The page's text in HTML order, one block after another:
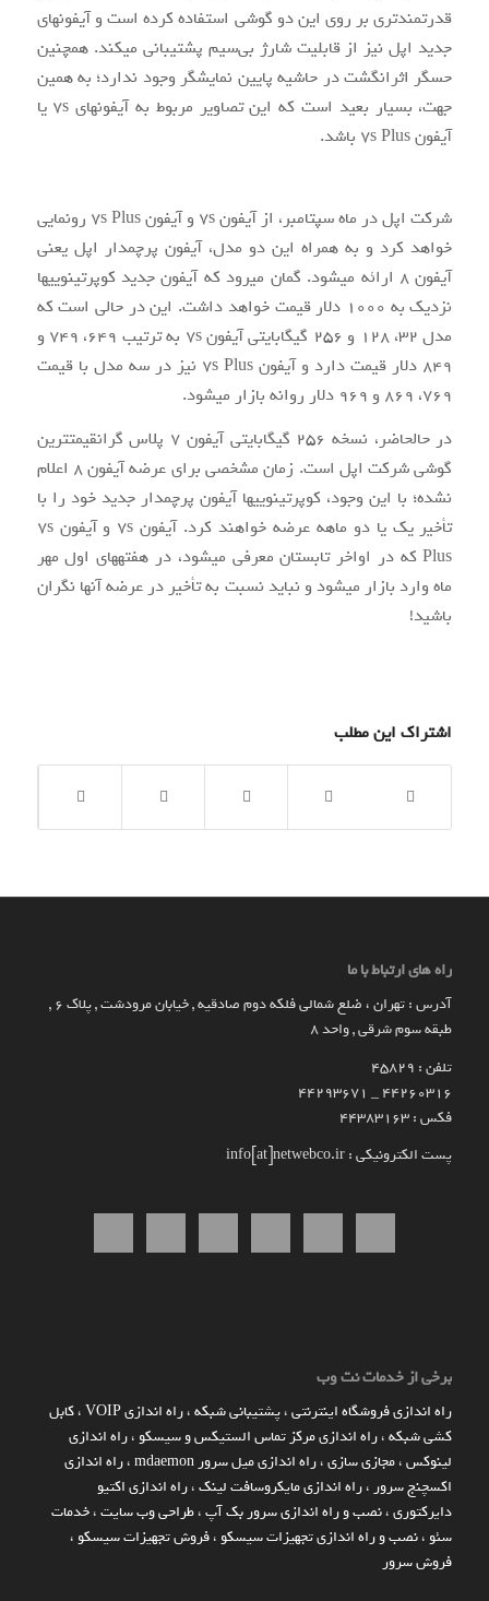
قدرت‎مندتری بر روی این دو گوشی استفاده کرده است و آیفون‎های
جدید اپل نیز از قابلیت شارژ بی‌سیم پشتیبانی می‎کند. هم‏چنین
حسگر اثرانگشت در حاشیه پایین نمایشگر وجود ندارد؛ به همین
جهت، بسیار بعید است که این تصاویر مربوط به آیفون‎های ۷s یا
آیفون ۷s Plus باشد.
شرکت اپل در ماه سپتامبر، از آیفون ۷s و آیفون ۷s Plus رونمایی
خواهد کرد و به همراه این دو مدل، آیفون پرچم‏دار اپل یعنی
آیفون ۸ ارائه می‎شود. گمان می‏رود که آیفون جدید کوپرتینویی‏ها
نزدیک به ۱۰۰۰ دلار قیمت خواهد داشت. این در حالی است که
مدل ۳۲، ۱۲۸ و ۲۵۶ گیگابایتی آیفون ۷s به ترتیب ۶۴۹، ۷۴۹ و
۸۴۹ دلار قیمت دارد و آیفون ۷s Plus نیز در سه مدل با قیمت
۷۶۹، ۸۶۹ و ۹۶۹ دلار روانه بازار می‎شود.
در حال‎حاضر، نسخه ۲۵۶ گیگابایتی آیفون ۷ پلاس گران‎قیمت‎ترین
گوشی شرکت اپل است. زمان مشخصی برای عرضه آیفون ۸ اعلام
نشده؛ با این وجود، کوپرتینویی‎ها آیفون پرچم‎دار جدید خود را با
تأخیر یک یا دو ماهه عرضه خواهند کرد. آیفون ۷s و آیفون ۷s
Plus که در اواخر تابستان معرفی می‎شود، در هفته‏های اول مهر
ماه وارد بازار می‎شود و نباید نسبت به تأخیر در عرضه آن‎ها نگران
باشید!
اشتراک این مطلب
راه های ارتباط با ما
آدرس : تهران ، ضلع شمالی فلکه دوم صادقیه , خیابان مرودشت , پلاک ۶ ,
طبقه سوم شرقی , واحد ۸
تلفن : 45829
۴۴۲۶۰۳۱۶ _ 44293671
فکس : 44383163
پست الکترونیکی : info[at]netwebco.ir
برخی از خدمات نت وب
راه اندازي فروشگاه اينترنتي،پشتیبانی شبکه،راه اندازی VOIP ،کابل
کشی شبکه،راه اندازی مرکز تماس الستیکس و سیسکو،راه اندازی
لینوکس،مجازی سازی،راه اندازی میل سرور mdaemon ،راه اندازی
اکسچنج سرور،راه اندازی مایکروسافت لینک،راه اندازی اکتیو
دایرکتوری،نصب و راه اندازی سرور بک آپ،طراحی وب سایت،خدمات
سئو،نصب و راه اندازی تجهیزات سیسکو،فروش تجهیزات سیسکو،
فروش سرور